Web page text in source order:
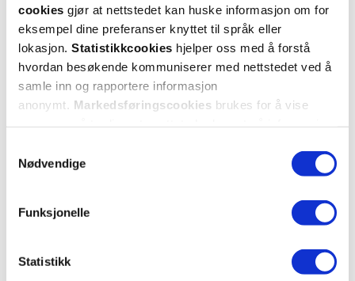
cookies gjør at nettstedet kan huske informasjon om for
eksempel dine preferanser knyttet til språk eller
lokasjon. Statistikkcookies hjelper oss med å forstå
hvordan besøkende kommuniserer med nettstedet ved å
samle inn og rapportere informasjon
anonymt. Markedsføringscookies brukes for å vise
Nødvendige
Funksjonelle
Statistikk
Care Plus
Pro Hygiene Gel,
Kjøp
Care Plus
Anti-Insect DEET 40%, spray,
Hent resepter for deg selv eller barnet